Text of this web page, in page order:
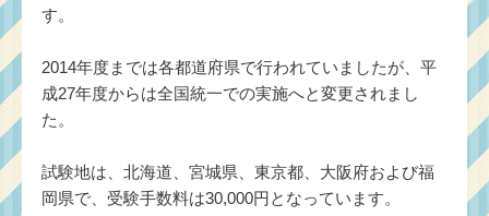
す。
2014年度までは各都道府県で行われていましたが、平
成27年度からは全国統一での実施へと変更されまし
た。
試験地は、北海道、宮城県、東京都、大阪府および福
岡県で、受験手数料は30,000円となっています。